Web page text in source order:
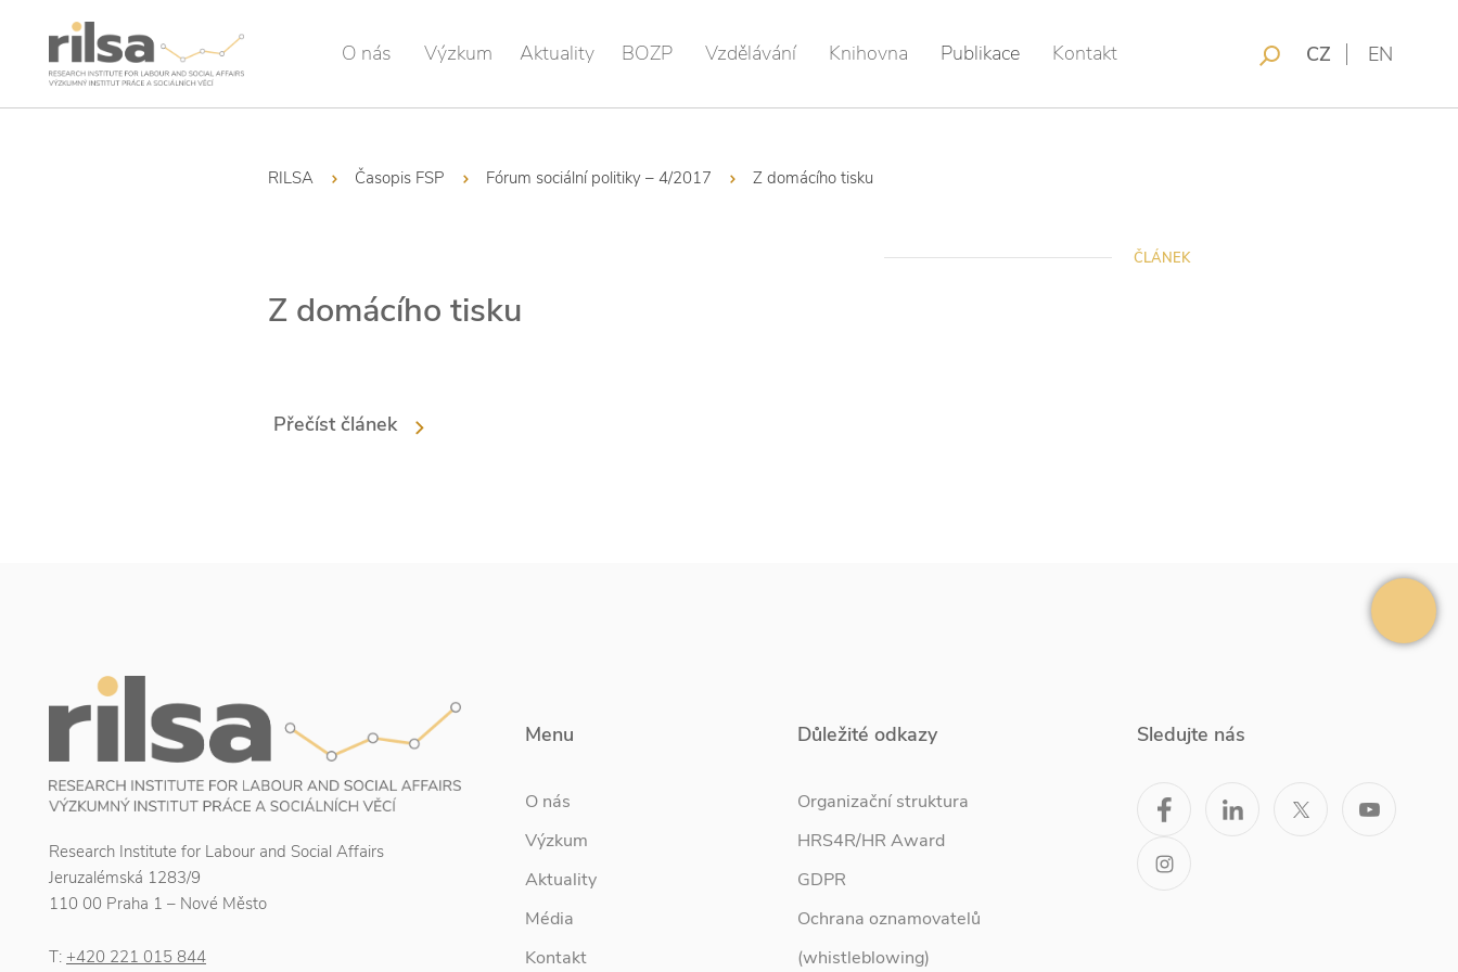
O nás Výzkum Aktuality BOZP Vzdělávání Knihovna Publikace Kontakt CZ EN
RILSA Časopis FSP Fórum sociální politiky – 4/2017 Z domácího tisku
ČLÁNEK
Z domácího tisku
Přečíst článek
Research Institute for Labour and Social Affairs
Jeruzalémská 1283/9
110 00 Praha 1 – Nové Město
T: +420 221 015 844
Menu
O nás
Výzkum
Aktuality
Média
Kontakt
Důležité odkazy
Organizační struktura
HRS4R/HR Award
GDPR
Ochrana oznamovatelů
(whistleblowing)
Sledujte nás